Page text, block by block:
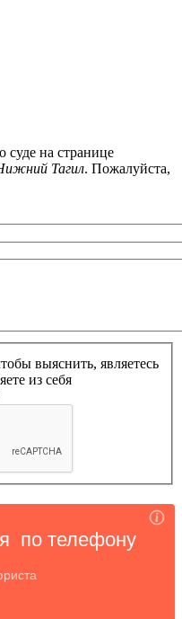
на странице
Тагил. Пожалуйста,
выяснить, являетесь
из себя